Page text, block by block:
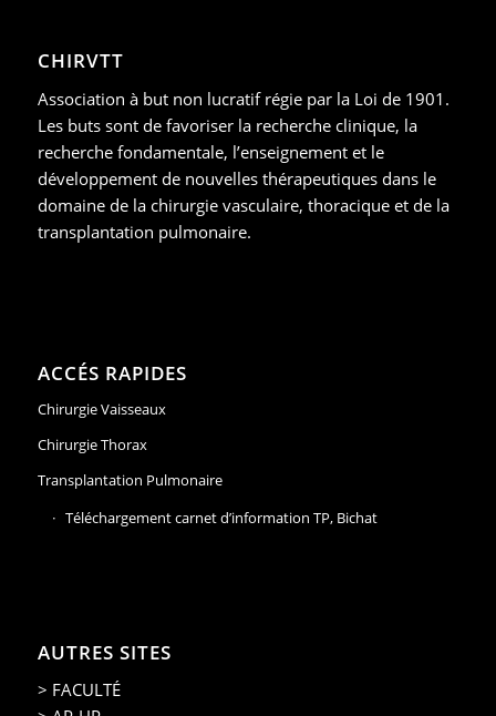
CHIRVTT
Association à but non lucratif régie par la Loi de 1901.
Les buts sont de favoriser la recherche clinique, la
recherche fondamentale, l’enseignement et le
développement de nouvelles thérapeutiques dans le
domaine de la chirurgie vasculaire, thoracique et de la
transplantation pulmonaire.
ACCÉS RAPIDES
Chirurgie Vaisseaux
Chirurgie Thorax
Transplantation Pulmonaire
Téléchargement carnet d’information TP, Bichat
AUTRES SITES
> FACULTÉ